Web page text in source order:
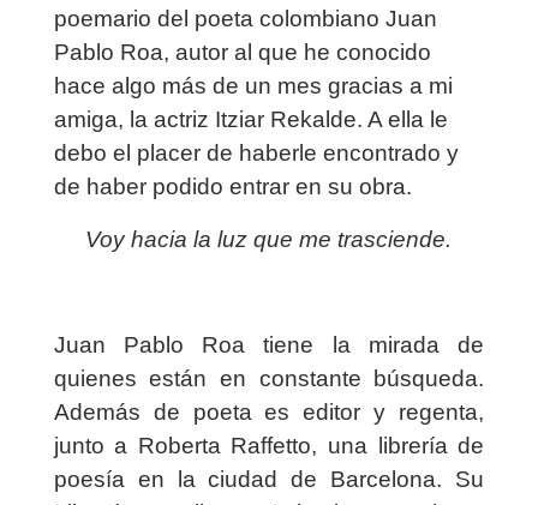
poemario del poeta colombiano Juan
Pablo Roa, autor al que he conocido
hace algo más de un mes gracias a mi
amiga, la actriz Itziar Rekalde. A ella le
debo el placer de haberle encontrado y
de haber podido entrar en su obra.
Voy hacia la luz que me trasciende.
Juan Pablo Roa tiene la mirada de
quienes están en constante búsqueda.
Además de poeta es editor y regenta,
junto a Roberta Raffetto, una librería de
poesía en la ciudad de Barcelona. Su